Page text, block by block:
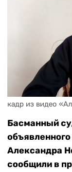
кадр из видео
Басманный
Александра
сообщили в